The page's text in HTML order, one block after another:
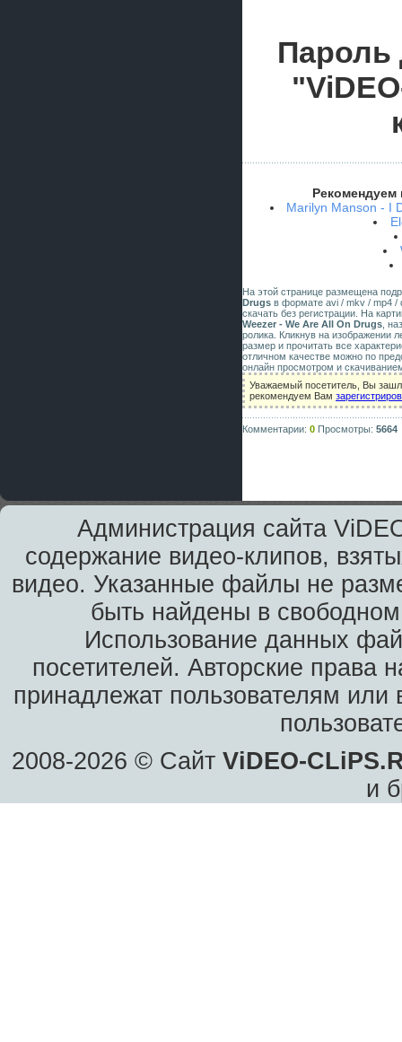
Пароль
Рекомендуем
Marilyn Manson - I
На этой странице размещена
Drugs в формате avi / mkv / mp4 /
скачать без регистрации. На
Weezer - We Are All On Drugs ,
ролика. Кликнув на изображении
размер и прочитать все
отличном качестве можно по
онлайн просмотром и
Уважаемый посетитель, Вы
рекомендуем Вам
Комментарии: 0 Просмотры: 5664
Администрация сайта
содержание видео-клипов,
видео. Указанные файлы не
быть найдены в
Использование данных
посетителей. Авторские права
принадлежат пользователям или
2008-2026 © Сайт ViDEO-
и